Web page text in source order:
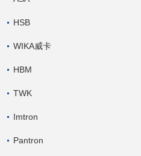
HSB
WIKA威卡
HBM
TWK
Imtron
Pantron